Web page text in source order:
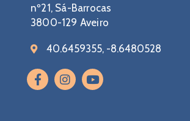
nº21, Sá-Barrocas
3800-129 Aveiro
40.6459355, -8.6480528